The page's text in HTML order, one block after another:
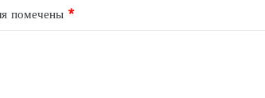
помечены *